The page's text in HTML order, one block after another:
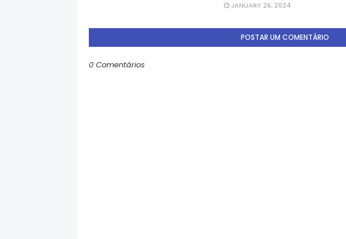
JANUARY 26, 2024
POSTAR UM COMENTÁRIO
0 Comentários